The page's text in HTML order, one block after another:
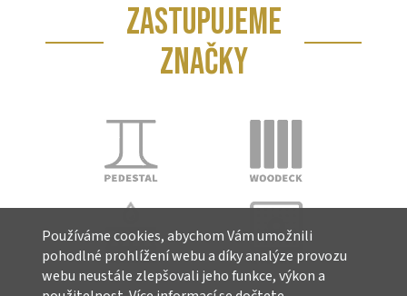
Používáme cookies, abychom Vám umožnili
pohodlné prohlížení webu a díky analýze provozu
webu neustále zlepšovali jeho funkce, výkon a
ZASTUPUJEME
ZNAČKY